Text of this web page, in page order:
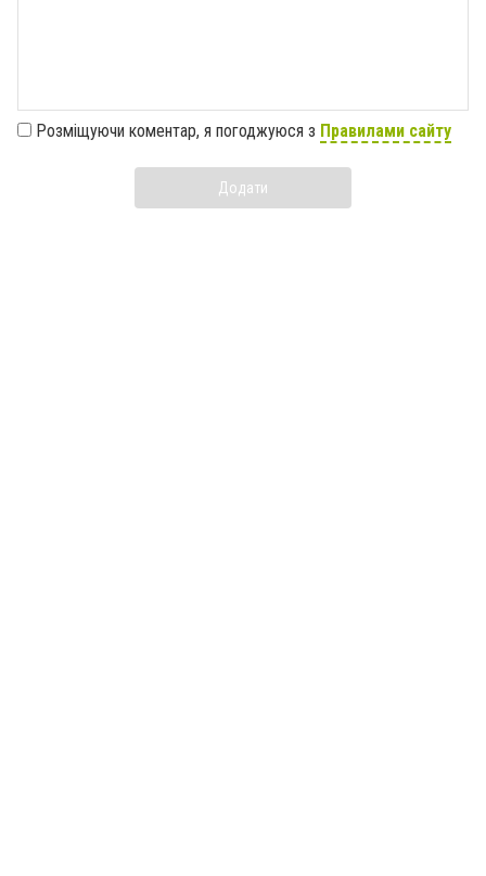
Розміщуючи коментар, я погоджуюся з Правилами сайту
Додати